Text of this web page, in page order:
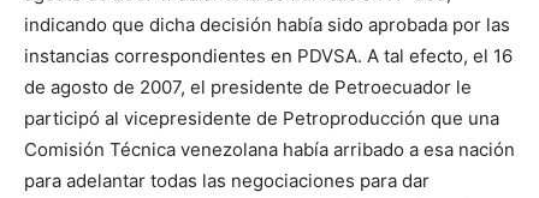
indicando que dicha decisión había sido aprobada por las
instancias correspondientes en PDVSA. A tal efecto, el 16
de agosto de 2007, el presidente de Petroecuador le
participó al vicepresidente de Petroproducción que una
Comisión Técnica venezolana había arribado a esa nación
para adelantar todas las negociaciones para dar